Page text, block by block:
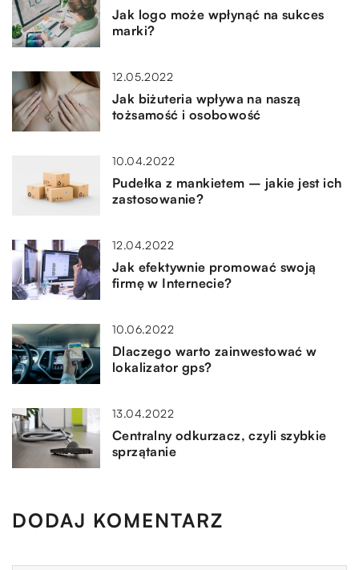
Jak logo może wpłynąć na sukces
marki?
12.05.2022
Jak biżuteria wpływa na naszą
tożsamość i osobowość
10.04.2022
Pudełka z mankietem – jakie jest ich
zastosowanie?
12.04.2022
Jak efektywnie promować swoją
firmę w Internecie?
10.06.2022
Dlaczego warto zainwestować w
lokalizator gps?
13.04.2022
Centralny odkurzacz, czyli szybkie
sprzątanie
DODAJ KOMENTARZ